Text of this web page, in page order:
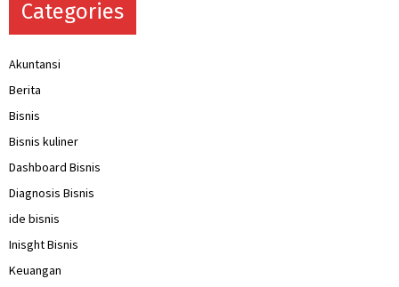
Categories
Akuntansi
Berita
Bisnis
Bisnis kuliner
Dashboard Bisnis
Diagnosis Bisnis
ide bisnis
Inisght Bisnis
Keuangan